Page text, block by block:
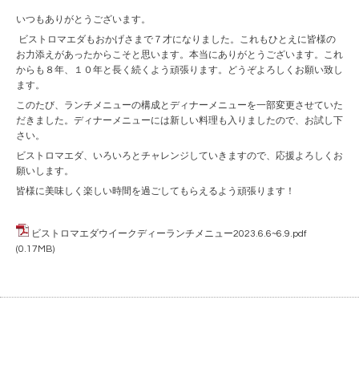
いつもありがとうございます。
ビストロマエダもおかげさまで７才になりました。これもひとえに皆様の
お力添えがあったからこそと思います。本当にありがとうございます。これ
からも８年、１０年と長く続くよう頑張ります。どうぞよろしくお願い致し
ます。
このたび、ランチメニューの構成とディナーメニューを一部変更させていた
だきました。ディナーメニューには新しい料理も入りましたので、お試し下
さい。
ビストロマエダ、いろいろとチャレンジしていきますので、応援よろしくお
願いします。
皆様に美味しく楽しい時間を過ごしてもらえるよう頑張ります！
ビストロマエダウイークディーランチメニュー2023.6.6~6.9.pdf
(0.17MB)